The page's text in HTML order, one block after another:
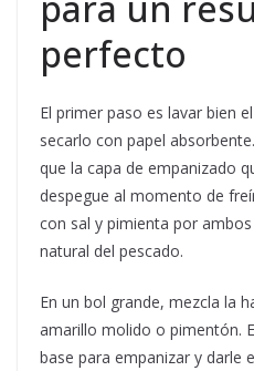
perfecto
El primer paso es lavar bien
secarlo con papel
que la capa de empanizado
despegue al momento de
con sal y pimienta por
natural del pescado.
En un bol grande, mezcla la
amarillo molido o pimentón.
base para empanizar y darle